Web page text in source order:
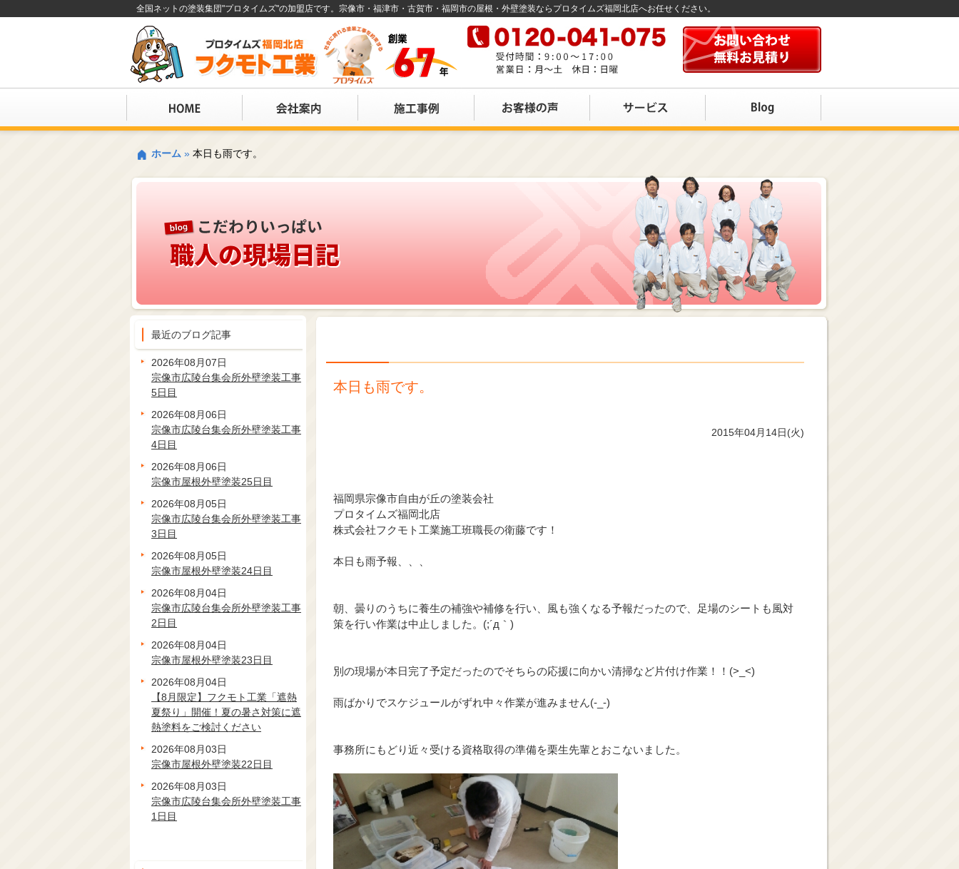
全国ネットの塗装集団"プロタイムズ"の加盟店です。宗像市・福津市・古賀市・福岡市の屋根・外壁塗装ならプロタイムズ福岡北店へお任せください。
ホーム » 本日も雨です。
本日も雨です。
2015年04月14日(火)
福岡県宗像市自由が丘の塗装会社
プロタイムズ福岡北店
株式会社フクモト工業施工班職長の衛藤です！
本日も雨予報、、、
朝、曇りのうちに養生の補強や補修を行い、風も強くなる予報だったので、足場のシートも風対
策を行い作業は中止しました。(;´д｀)
事務所にもどり近々受ける資格取得の準備を栗生先輩とおこないました。
最近のブログ記事
2026年08月07日
宗像市広陵台集会所外壁塗装工事
5日目
2026年08月06日
宗像市広陵台集会所外壁塗装工事
4日目
2026年08月06日
宗像市屋根外壁塗装25日目
2026年08月05日
宗像市広陵台集会所外壁塗装工事
3日目
2026年08月05日
宗像市屋根外壁塗装24日目
2026年08月04日
宗像市広陵台集会所外壁塗装工事
2日目
2026年08月04日
宗像市屋根外壁塗装23日目
2026年08月04日
【8月限定】フクモト工業「遮熱
夏祭り」開催！夏の暑さ対策に遮
熱塗料をご検討ください
2026年08月03日
宗像市屋根外壁塗装22日目
2026年08月03日
宗像市広陵台集会所外壁塗装工事
1日目